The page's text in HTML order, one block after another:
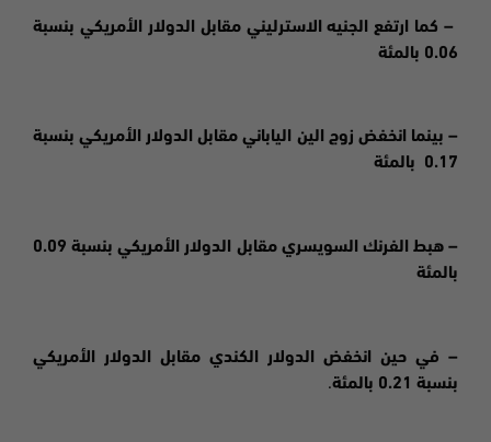
– كما ارتفع الجنيه الاسترليني مقابل الدولار الأمريكي بنسبة
0.06 بالمئة
– بينما انخفض زوج الين الياباني مقابل الدولار الأمريكي بنسبة
0.17 بالمئة
– هبط الفرنك السويسري مقابل الدولار الأمريكي بنسبة 0.09
بالمئة
– في حين انخفض الدولار الكندي مقابل الدولار الأمريكي
بنسبة 0.21 بالمئة
.